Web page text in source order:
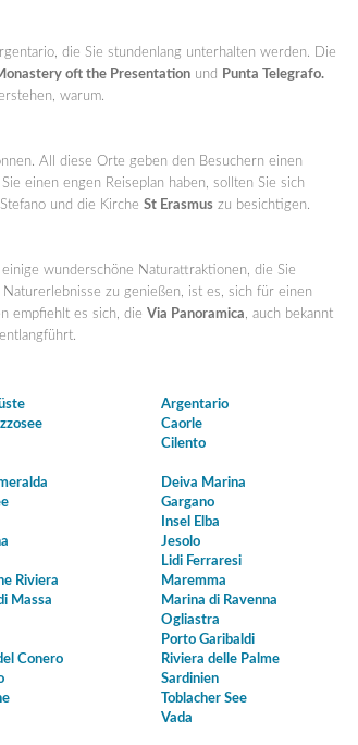
die Sie stundenlang unterhalten werden. Die
oft the Presentation und Punta Telegrafo.
warum.
All diese Orte geben den Besuchern einen
einen engen Reiseplan haben, sollten Sie sich
und die Kirche St Erasmus zu besichtigen.
wunderschöne Naturattraktionen, die Sie
zu genießen, ist es, sich für einen
empfiehlt es sich, die Via Panoramica, auch bekannt
Argentario
Caorle
Cilento
Deiva Marina
Gargano
Insel Elba
Jesolo
Lidi Ferraresi
Riviera Maremma
Massa Marina di Ravenna
Ogliastra
Porto Garibaldi
Conero Riviera delle Palme
Sardinien
Toblacher See
Vada